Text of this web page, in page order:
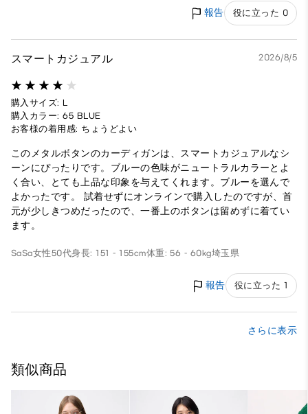
報告 役に立った 0
スマートカジュアル 2026/8/5
購入サイズ: L
購入カラー: 65 BLUE
お客様の着用感: ちょうどよい
このメタルボタンのカーディガンは、スマートカジュアルなシ
ーンにぴったりです。ブルーの色味がニュートラルカラーとよ
く合い、とても上品な印象を与えてくれます。ブルーを選んで
よかったです。 試着せずにオンラインで購入したのですが、首
元が少しきつめだったので、一番上のボタンは留めずに着てい
ます。
SaSa女性50代身長: 151 - 155cm体重: 56 - 60kg埼玉県
報告 役に立った 1
さらに表示
類似商品